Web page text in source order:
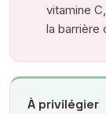
vitamine
la barrière
À privilégier